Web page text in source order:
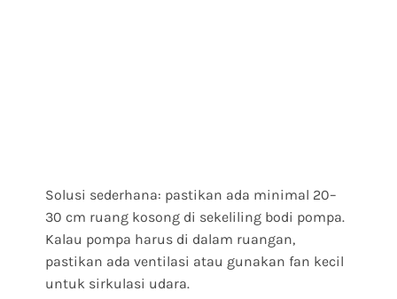
Solusi sederhana: pastikan ada minimal 20–
30 cm ruang kosong di sekeliling bodi pompa.
Kalau pompa harus di dalam ruangan,
pastikan ada ventilasi atau gunakan fan kecil
untuk sirkulasi udara.